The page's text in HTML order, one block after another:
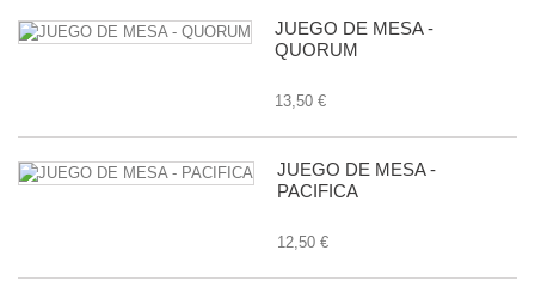
JUEGO DE MESA -
QUORUM
13,50 €
JUEGO DE MESA -
PACIFICA
12,50 €